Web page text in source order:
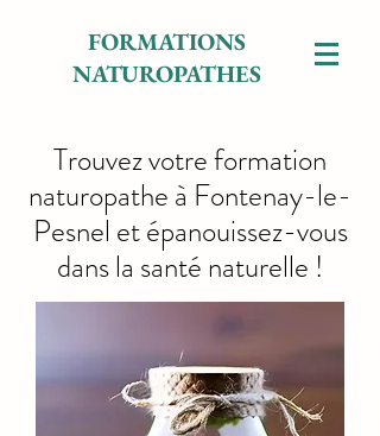
FORMATIONS
NATUROPATHES
Trouvez votre formation
naturopathe à Fontenay-le-
Pesnel et épanouissez-vous
dans la santé naturelle !